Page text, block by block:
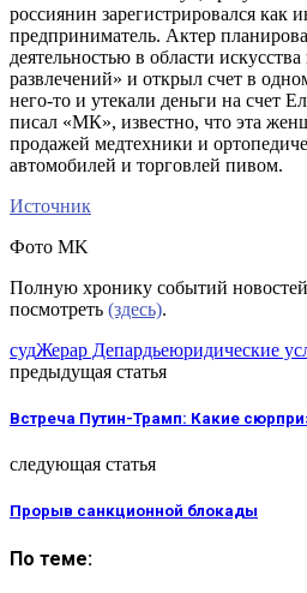
россиянин зарегистрировался как
предприниматель. Актер
деятельностью в области
развлечений» и открыл счет в
него-то и утекали деньги на счет
писал «МК», известно, что эта
продажей медтехники и
автомобилей и торговлей пивом.
Источник
Фото MK
Полную хронику событий
посмотреть (здесь).
судЖерар Депардьеюридические
предыдущая статья
Встреча Путин-Трамп: Какие
следующая статья
Прорыв санкционной блокады
По теме: